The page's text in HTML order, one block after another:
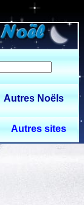
Autres Noëls
Autres sites